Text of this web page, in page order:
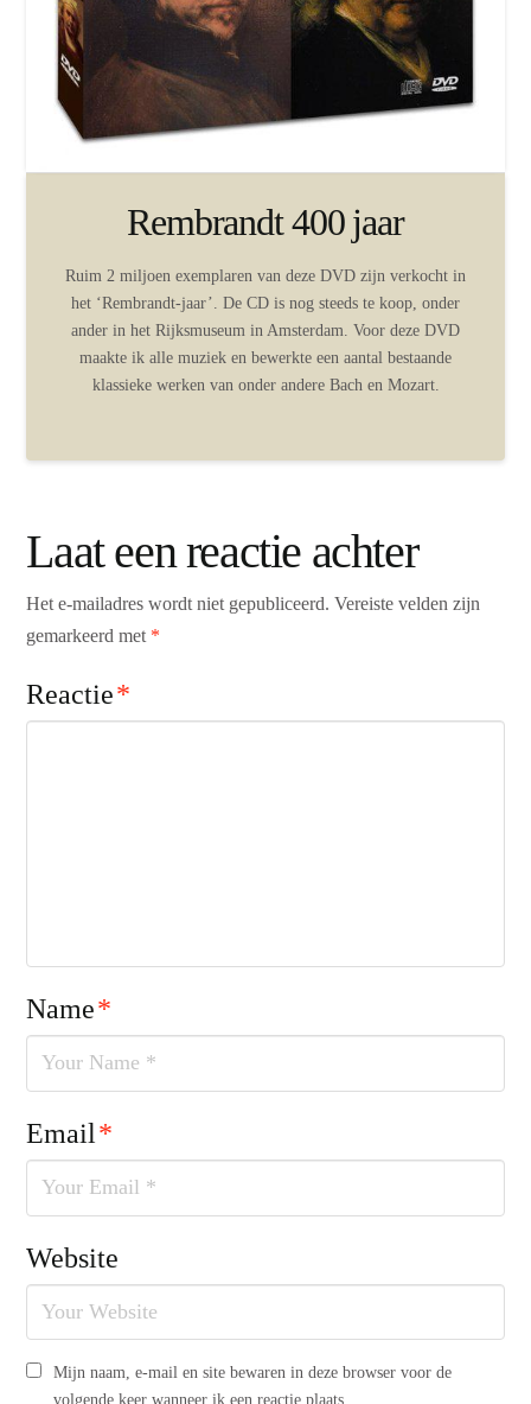
Rembrandt 400 jaar
Ruim 2 miljoen exemplaren van deze DVD zijn verkocht in
het ‘Rembrandt-jaar’. De CD is nog steeds te koop, onder
ander in het Rijksmuseum in Amsterdam. Voor deze DVD
maakte ik alle muziek en bewerkte een aantal bestaande
klassieke werken van onder andere Bach en Mozart.
Laat een reactie achter
Het e-mailadres wordt niet gepubliceerd. Vereiste velden zijn
gemarkeerd met *
Reactie*
Name*
Email*
Website
Mijn naam, e-mail en site bewaren in deze browser voor de
volgende keer wanneer ik een reactie plaats.